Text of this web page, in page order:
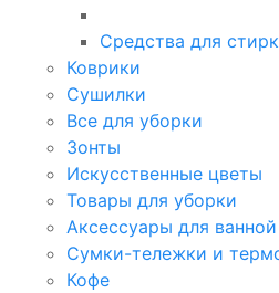
Средства для
Коврики
Сушилки
Все для уборки
Зонты
Искусственные цветы
Товары для уборки
Аксессуары для
Сумки-тележки и
Кофе